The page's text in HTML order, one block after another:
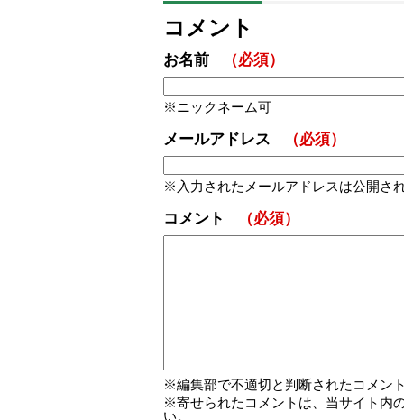
コメント
お名前 （必須）
ニックネーム可
メールアドレス （必須）
入力されたメールアドレスは公開さ
コメント （必須）
編集部で不適切と判断されたコメン
寄せられたコメントは、当サイト内
い。